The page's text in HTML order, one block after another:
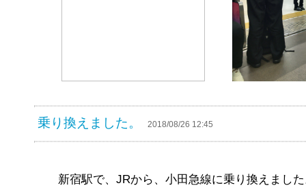
乗り換えました。 2018/08/26 12:45
新宿駅で、JRから、小田急線に乗り換えまし